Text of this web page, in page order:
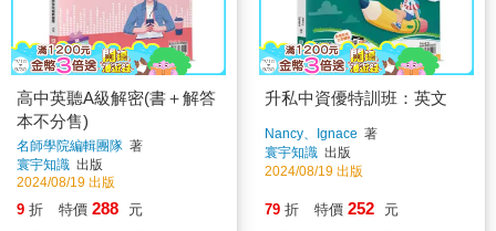
高中英聽A級解密(書＋解答
本不分售)
名師學院編輯團隊 著
寰宇知識 出版
2024/08/19 出版
9 折 特價 288 元
升私中資優特訓班：英文
Nancy、Ignace 著
寰宇知識 出版
2024/08/19 出版
79 折 特價 252 元